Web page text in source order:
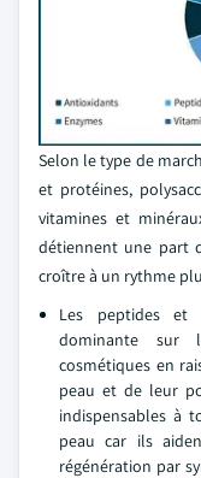
Selon le type de
et protéines,
vitamines et
détiennent une part
croître à un rythme
Les peptides et
dominante sur
cosmétiques en
peau et de leur
indispensables à
peau car ils
régénération par